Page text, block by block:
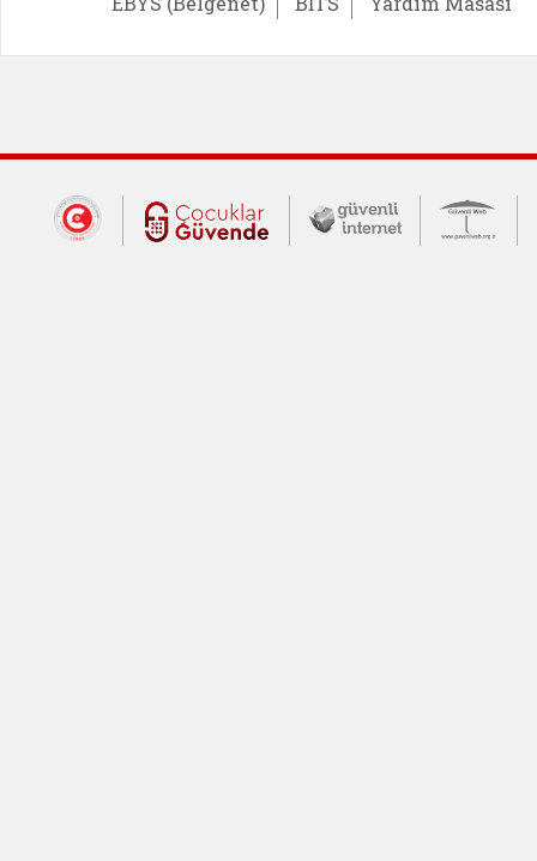
Dış Bağlantılar
Cumhurbaşkanlığı İletişim Merkezi
Çocuklar Güvende (yeni
Güvenli